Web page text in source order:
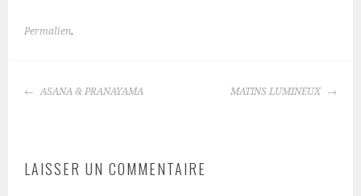
Permalien.
NAVIGATION
ASANA & PRANAYAMA MATINS LUMINEUX
LAISSER UN COMMENTAIRE